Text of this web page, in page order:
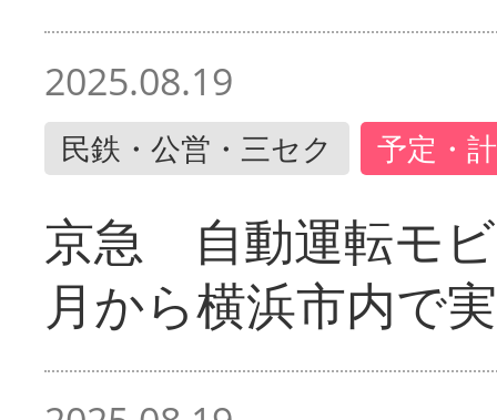
2025.08.19
民鉄・公営・三セク 予定・
京急 自動運転モ
月から横浜市内で